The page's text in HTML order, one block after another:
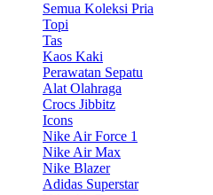
Semua Koleksi Pria
Topi
Tas
Kaos Kaki
Perawatan Sepatu
Alat Olahraga
Crocs Jibbitz
Icons
Nike Air Force 1
Nike Air Max
Nike Blazer
Adidas Superstar